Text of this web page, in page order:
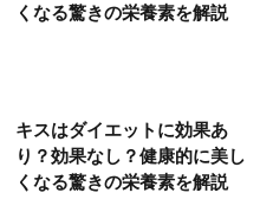
くなる驚きの栄養素を解説
キスはダイエットに効果あ
り？効果なし？健康的に美し
くなる驚きの栄養素を解説